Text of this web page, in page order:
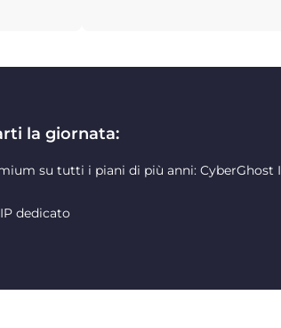
la giornata:
su tutti i piani di più anni: CyberGhost
dedicato